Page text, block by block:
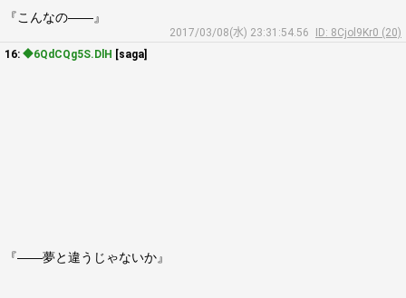
『こんなの――』
2017/03/08(水) 23:31:54.56
ID: 8Cjol9Kr0 (20)
16: ◆6QdCQg5S.DlH [saga]
『――夢と違うじゃないか』